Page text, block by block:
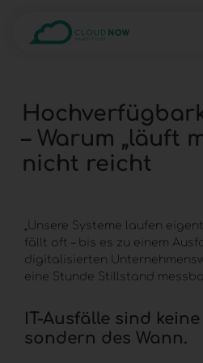
– Warum „läuft
nicht reicht
„Unsere Systeme laufen
fällt oft – bis es zu einem
digitalisierten
eine Stunde Stillstand
IT-Ausfälle sind
sondern des Wann.